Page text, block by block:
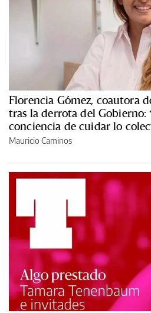
Florencia Gómez, coautora
tras la derrota del Gobierno:
conciencia de cuidar lo
Mauricio Caminos